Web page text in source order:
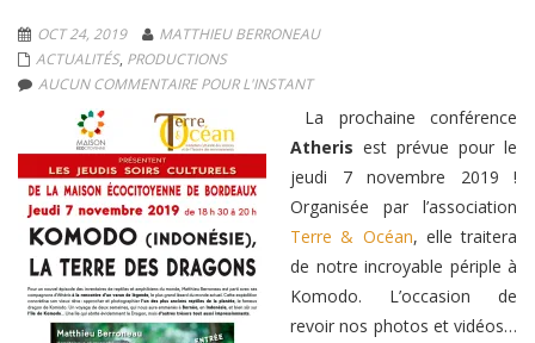
OCT 24, 2019
MATTHIEU BERRONEAU
ACTUALITÉS, PRODUCTIONS
AUCUN COMMENTAIRE POUR L'INSTANT
La prochaine conférence
Atheris est prévue pour le
jeudi 7 novembre 2019 !
Organisée par l’association
Terre & Océan, elle traitera
de notre incroyable périple à
Komodo. L’occasion de
revoir nos photos et vidéos…